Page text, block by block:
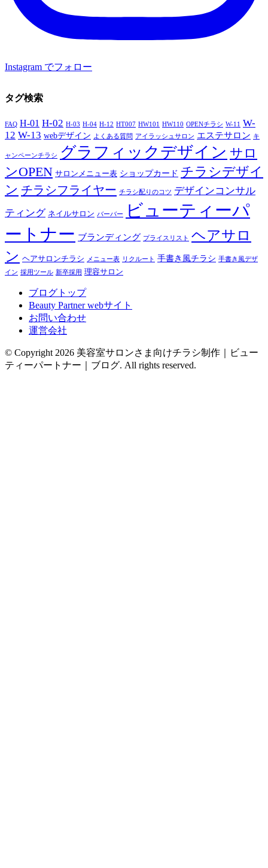
Instagram でフォロー
タグ検索
FAQ H-01 H-02 H-03 H-04 H-12 HT007 HW101 HW110 OPENチラシ W-11 W-
12 W-13 webデザイン よくある質問 アイラッシュサロン エステサロン キ
ャンペーンチラシ グラフィックデザイン サロ
ンOPEN サロンメニュー表 ショップカード チラシデザイ
ン チラシフライヤー チラシ配りのコツ デザインコンサル
ティング ネイルサロン バーバー
ビューティーパ
ートナー ブランディング プライスリスト ヘアサロ
ン ヘアサロンチラシ メニュー表 リクルート 手書き風チラシ 手書き風デザ
イン 採用ツール 新卒採用 理容サロン
ブログトップ
Beauty Partner webサイト
お問い合わせ
運営会社
© Copyright 2026 美容室サロンさま向けチラシ制作｜ビュー
ティーパートナー｜ブログ. All rights reserved.